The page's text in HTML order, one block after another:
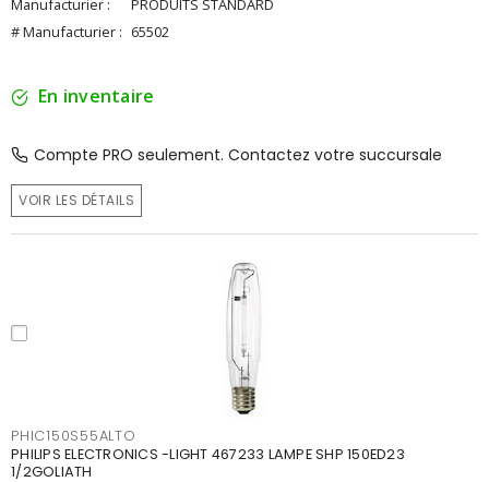
Manufacturier :
PRODUITS STANDARD
# Manufacturier : 65502
En inventaire
Compte PRO seulement. Contactez votre succursale
VOIR LES DÉTAILS
PHIC150S55ALTO
PHILIPS ELECTRONICS -LIGHT 467233 LAMPE SHP 150ED23
1/2GOLIATH